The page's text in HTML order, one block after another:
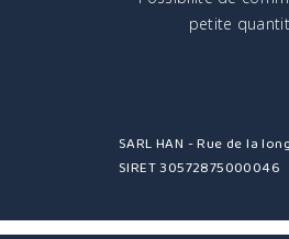
petite
SARL HAN - Rue de la
SIRET 30572875000046